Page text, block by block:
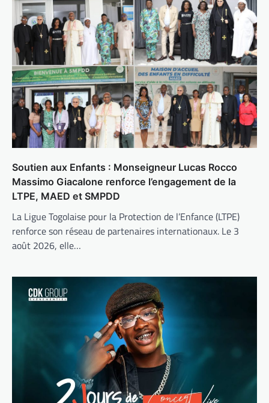
Soutien aux Enfants : Monseigneur Lucas Rocco
Massimo Giacalone renforce l’engagement de la
LTPE, MAED et SMPDD
La Ligue Togolaise pour la Protection de l’Enfance (LTPE)
renforce son réseau de partenaires internationaux. Le 3
août 2026, elle…